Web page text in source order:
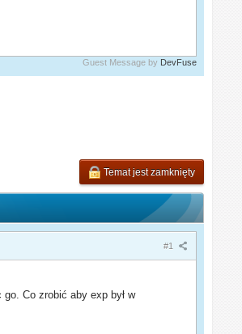
Guest Message by DevFuse
Temat jest zamknięty
#1
Co zrobić aby exp był w